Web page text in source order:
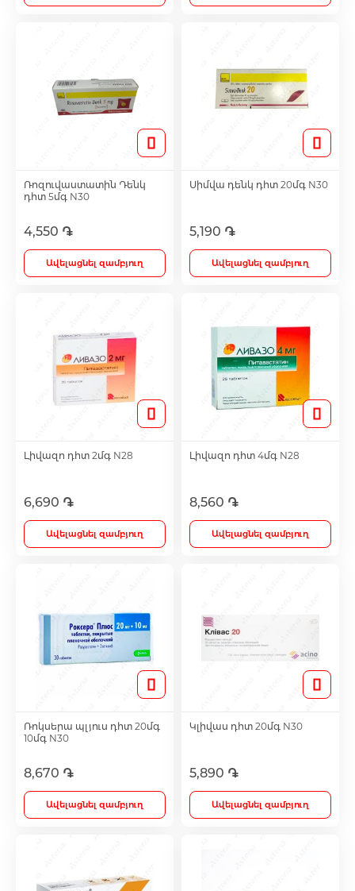
Հակաուռուցքային դեղամիջոցներ
Ճարպակալման միջոցներ
Պոտենցիայի բարձրացման համար
Դեղաբույսեր և թուրմեր
Կանանց համար
Մազերի աճեցման միջոցներ
Eye Drops
Anti-cholesterol Mediations
Vitamins for Children
Medicine
Ռոզուվաստատին Դենկ
դհտ 5մգ N30
4,550 ֏
Ավելացնել զամբյուղ
Սիմվա դենկ դհտ 20մգ N30
5,190 ֏
Ավելացնել զամբյուղ
Լիվազո դհտ 2մգ N28
6,690 ֏
Ավելացնել զամբյուղ
Լիվազո դհտ 4մգ N28
8,560 ֏
Ավելացնել զամբյուղ
Ռոկսերա պլյուս դհտ 20մգ
10մգ N30
8,670 ֏
Ավելացնել զամբյուղ
Կլիվաս դհտ 20մգ N30
5,890 ֏
Ավելացնել զամբյուղ